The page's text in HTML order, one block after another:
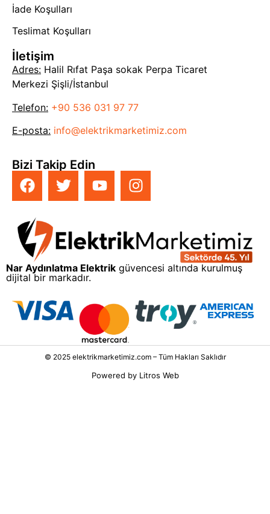
İade Koşulları
Teslimat Koşulları
İletişim
Adres: Halil Rıfat Paşa sokak Perpa Ticaret
Merkezi Şişli/İstanbul
Telefon: +90 536 031 97 77
E-posta: info@elektrikmarketimiz.com
Bizi Takip Edin
Nar Aydınlatma Elektrik güvencesi altında kurulmuş
dijital bir markadır.
© 2025 elektrikmarketimiz.com – Tüm Hakları Saklıdır
Powered by Litros Web